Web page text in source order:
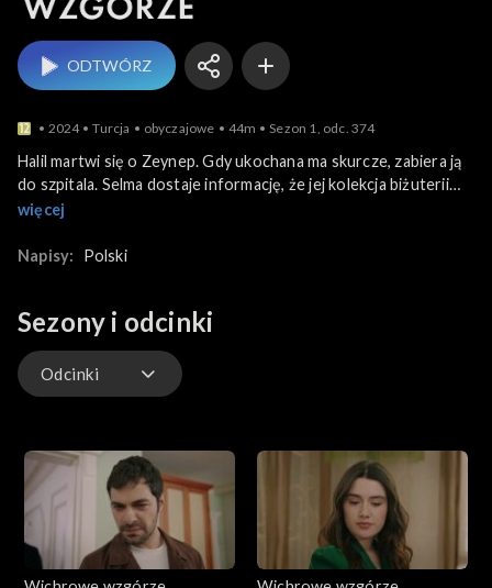
ODTWÓRZ
2024 Turcja obyczajowe 44m Sezon 1, odc. 374
Halil martwi się o Zeynep. Gdy ukochana ma skurcze, zabiera ją
do szpitala. Selma dostaje informację, że jej kolekcja biżuterii
świetnie się sprzedała i firma zamawia u niej kolejny projekt.
trosce o żonę organizuje jej opiekę medyczną w domu. Gulhan
przytomność.
więcej
Napisy: Polski
Sezony i odcinki
Odcinki